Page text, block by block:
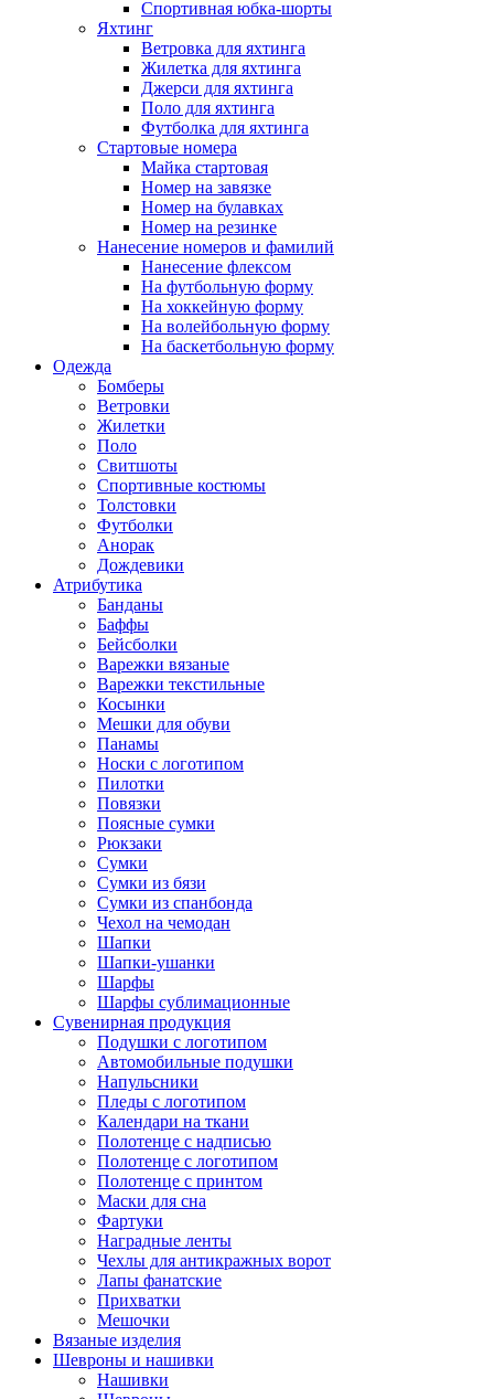
Спортивная юбка-шорты
Яхтинг
Ветровка для яхтинга
Жилетка для яхтинга
Джерси для яхтинга
Поло для яхтинга
Футболка для яхтинга
Стартовые номера
Майка стартовая
Номер на завязке
Номер на булавках
Номер на резинке
Нанесение номеров и фамилий
Нанесение флексом
На футбольную форму
На хоккейную форму
На волейбольную форму
На баскетбольную форму
Одежда
Бомберы
Ветровки
Жилетки
Поло
Свитшоты
Спортивные костюмы
Толстовки
Футболки
Анорак
Дождевики
Атрибутика
Банданы
Баффы
Бейсболки
Варежки вязаные
Варежки текстильные
Косынки
Мешки для обуви
Панамы
Носки с логотипом
Пилотки
Повязки
Поясные сумки
Рюкзаки
Сумки
Сумки из бязи
Сумки из спанбонда
Чехол на чемодан
Шапки
Шапки-ушанки
Шарфы
Шарфы сублимационные
Сувенирная продукция
Подушки с логотипом
Автомобильные подушки
Напульсники
Пледы с логотипом
Календари на ткани
Полотенце с надписью
Полотенце с логотипом
Полотенце с принтом
Маски для сна
Фартуки
Наградные ленты
Чехлы для антикражных ворот
Лапы фанатские
Прихватки
Мешочки
Вязаные изделия
Шевроны и нашивки
Нашивки